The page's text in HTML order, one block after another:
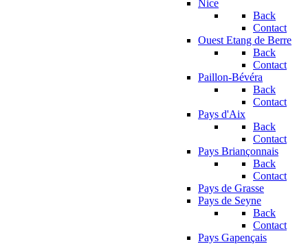
Nice
Back
Contact
Ouest Etang de Berre
Back
Contact
Paillon-Bévéra
Back
Contact
Pays d'Aix
Back
Contact
Pays Briançonnais
Back
Contact
Pays de Grasse
Pays de Seyne
Back
Contact
Pays Gapençais